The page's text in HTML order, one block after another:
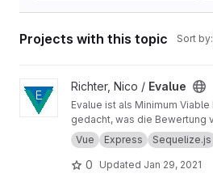
Projects with this topic Sort by:
View Evalue project
Richter, Nico / Evalue
Evalue ist als Minimum Viable
gedacht, was die Bewertung
audiovisuellen Medien
großflächig quantitative
zu können.
Vue Express Sequelize.js
0 Updated Jan 29, 2021